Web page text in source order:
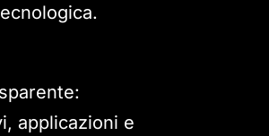
applicazioni e